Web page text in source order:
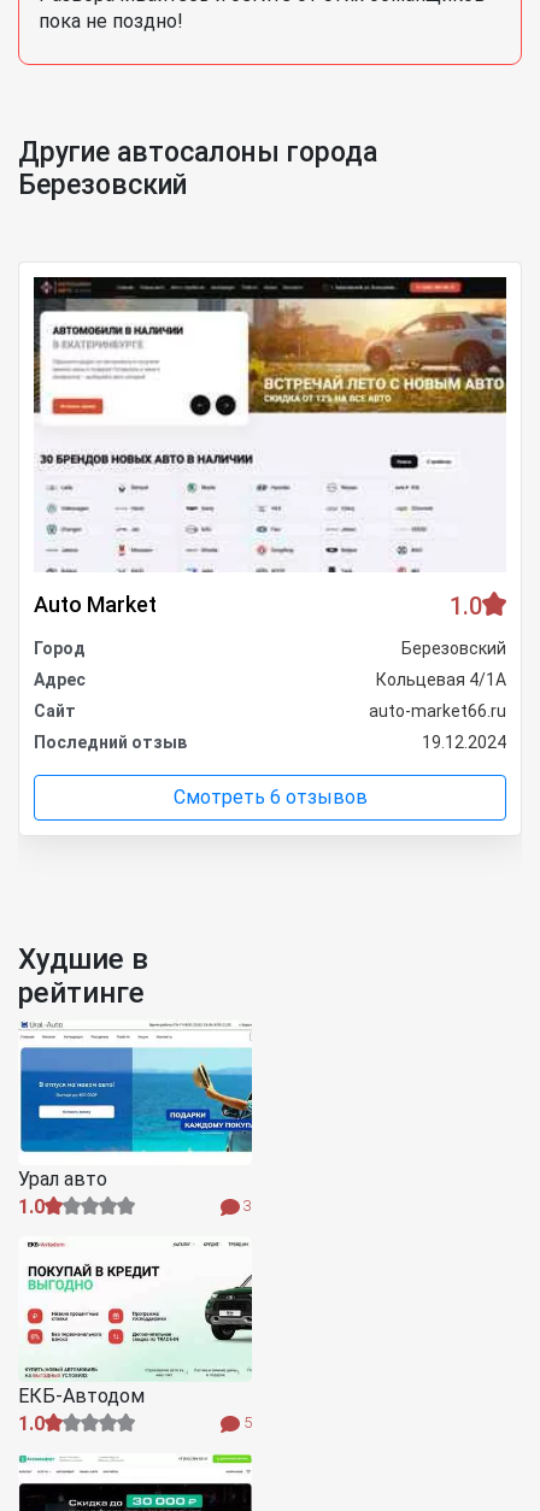
пока не поздно!
Другие автосалоны города
Березовский
Auto Market 1.0
Город
Березовский
Адрес
Кольцевая 4/1А
Сайт
auto-market66.ru
Последний отзыв
19.12.2024
Смотреть 6 отзывов
Худшие в
рейтинге
Урал авто
1.0
3
ЕКБ-Автодом
1.0
5